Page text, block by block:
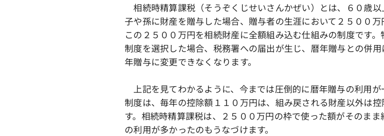
相続時精算課税（そうぞくじせいさんかぜい）とは、６０歳
子や孫に財産を贈与した場合、贈与者の生涯において２５００
この２５００万円を相続財産に全額組み込む仕組みの制度です
制度を選択した場合、税務署への届出が生じ、暦年贈与との併
年贈与に変更できなくなります。
上記を見てわかるように、今までは圧倒的に暦年贈与の利用
制度は、毎年の控除額１１０万円は、組み戻される財産以外は
す。相続時精算課税は、２５００万円の枠で使った額がそのま
の利用が多かったのもうなづけます。